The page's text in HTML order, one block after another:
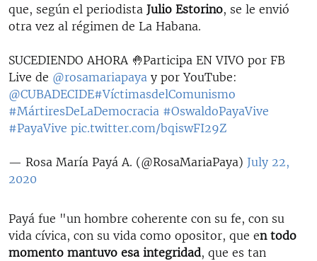
que, según el periodista Julio Estorino, se le envió
otra vez al régimen de La Habana.
SUCEDIENDO AHORA 🤚Participa EN VIVO por FB
Live de @rosamariapaya y por YouTube:
@CUBADECIDE#VíctimasdelComunismo
#MártiresDeLaDemocracia #OswaldoPayaVive
#PayaVive pic.twitter.com/bqiswFI29Z
— Rosa María Payá A. (@RosaMariaPaya) July 22,
2020
Payá fue "un hombre coherente con su fe, con su
vida cívica, con su vida como opositor, que en todo
momento mantuvo esa integridad, que es tan